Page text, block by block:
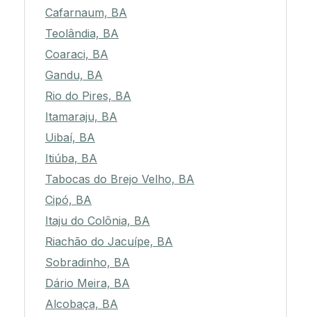
Cafarnaum, BA
Teolândia, BA
Coaraci, BA
Gandu, BA
Rio do Pires, BA
Itamaraju, BA
Uibaí, BA
Itiúba, BA
Tabocas do Brejo Velho, BA
Cipó, BA
Itaju do Colônia, BA
Riachão do Jacuípe, BA
Sobradinho, BA
Dário Meira, BA
Alcobaça, BA